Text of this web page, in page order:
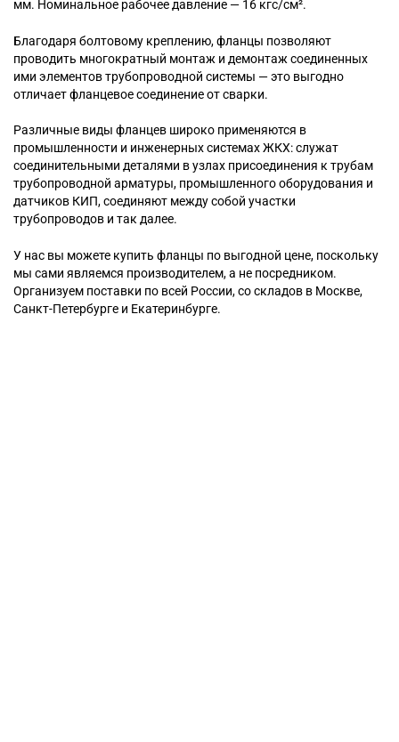
мм. Номинальное рабочее давление — 16 кгс/см².
Благодаря болтовому креплению, фланцы позволяют
проводить многократный монтаж и демонтаж соединенных
ими элементов трубопроводной системы — это выгодно
отличает фланцевое соединение от сварки.
Различные виды фланцев широко применяются в
промышленности и инженерных системах ЖКХ: служат
соединительными деталями в узлах присоединения к трубам
трубопроводной арматуры, промышленного оборудования и
датчиков КИП, соединяют между собой участки
трубопроводов и так далее.
У нас вы можете купить фланцы по выгодной цене, поскольку
мы сами являемся производителем, а не посредником.
Организуем поставки по всей России, со складов в Москве,
Санкт-Петербурге и Екатеринбурге.